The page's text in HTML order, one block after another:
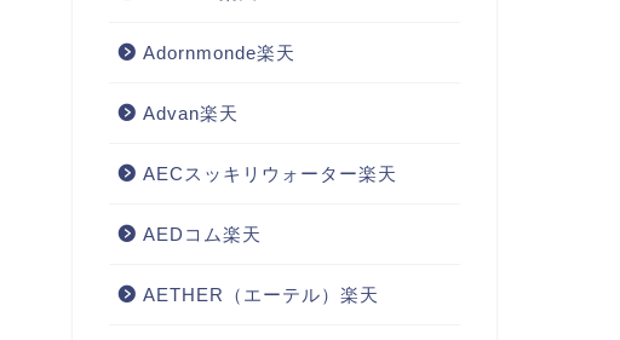
Adornmonde楽天
Advan楽天
AECスッキリウォーター楽天
AEDコム楽天
AETHER（エーテル）楽天